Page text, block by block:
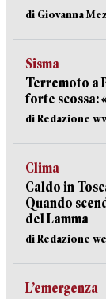
di Giovanna
Sisma
Terremoto a
forte scossa:
di Redazione
Clima
Caldo in
Quando
del Lamma
di Redazione
L’emergenza